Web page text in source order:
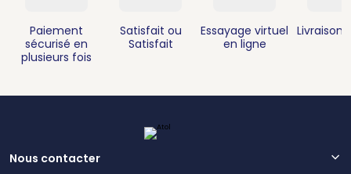
Paiement
sécurisé en
plusieurs fois
Satisfait ou
Satisfait
Essayage virtuel
en ligne
Livraison
Nous contacter